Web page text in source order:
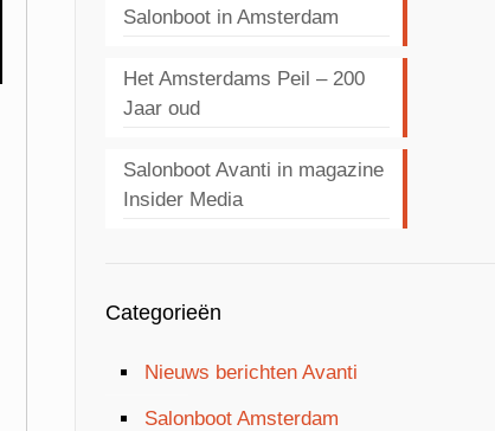
Salonboot in Amsterdam
Het Amsterdams Peil – 200
Jaar oud
Salonboot Avanti in magazine
Insider Media
Categorieën
Nieuws berichten Avanti
Salonboot Amsterdam